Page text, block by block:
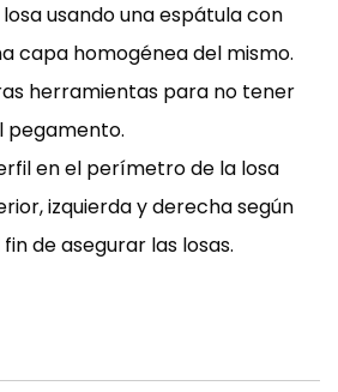
usando una espátula con
capa homogénea del mismo.
herramientas para no tener
pegamento.
en el perímetro de la losa
izquierda y derecha según
de asegurar las losas.